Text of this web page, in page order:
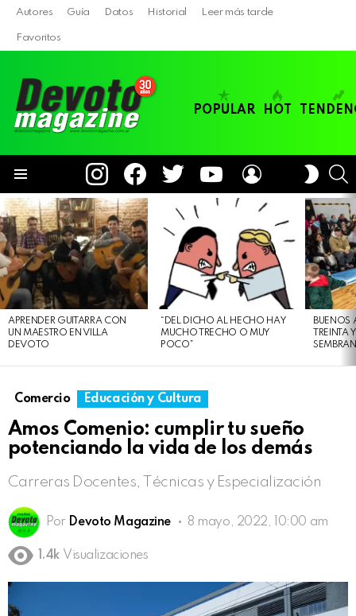
Autores Guía Datos Historial Leer más tarde
Favoritos
POPULAR HOT
instagramfacebooktwitter youtube
SKIN
LATEST
STORIES
APRENDER GUITARRA CON
UN MAESTRO EN VILLA
DEVOTO
“DEL DICHO AL HECHO HAY
MUCHO TRECHO O MUY
POCO”
BUENOS
Comercio Educación y Cultura
Amos Comenio: cumplir tu sueño
potenciando la vida de los demás
Carreras Docentes, Técnicas y Especialización
Por Devoto Magazine 8 mayo, 2022, 10:00 am
1.4k Visualizaciones